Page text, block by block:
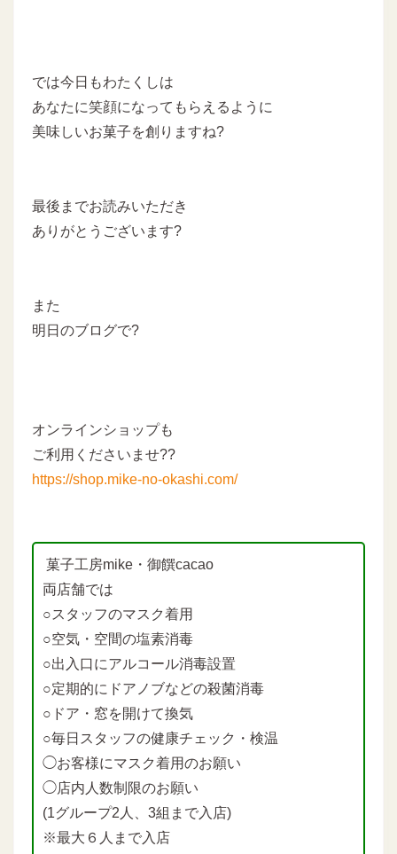
では今日もわたくしは
あなたに笑顔になってもらえるように
美味しいお菓子を創りますね?
最後までお読みいただき
ありがとうございます?
また
明日のブログで?
オンラインショップも
ご利用くださいませ??
https://shop.mike-no-okashi.com/
菓子工房mike・御饌cacao
両店舗では
○スタッフのマスク着用
○空気・空間の塩素消毒
○出入口にアルコール消毒設置
○定期的にドアノブなどの殺菌消毒
○ドア・窓を開けて換気
○毎日スタッフの健康チェック・検温
◯お客様にマスク着用のお願い
◯店内人数制限のお願い
(1グループ2人、3組まで入店)
※最大６人まで入店